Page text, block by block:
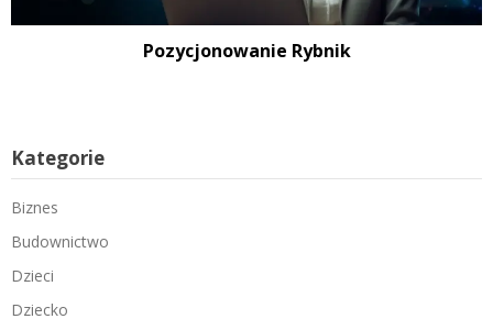
Pozycjonowanie Rybnik
Kategorie
Biznes
Budownictwo
Dzieci
Dziecko